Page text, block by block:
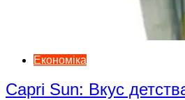
Економіка
Capri Sun: Вкус